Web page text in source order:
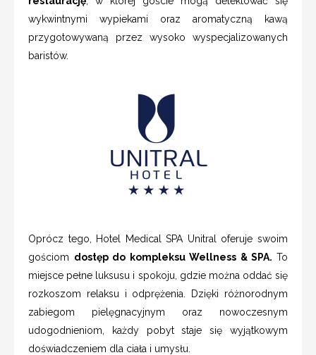
wykwintnymi wypiekami oraz aromatyczną kawą
przygotowywaną przez wysoko wyspecjalizowanych
baristów.
Oprócz tego, Hotel Medical SPA Unitral oferuje swoim
gościom dostęp do kompleksu Wellness & SPA.To
miejsce pełne luksusu i spokoju, gdzie można oddać się
rozkoszom relaksu i odprężenia. Dzięki różnorodnym
zabiegom pielęgnacyjnym oraz nowoczesnym
udogodnieniom, każdy pobyt staje się wyjątkowym
doświadczeniem dla ciała i umysłu.